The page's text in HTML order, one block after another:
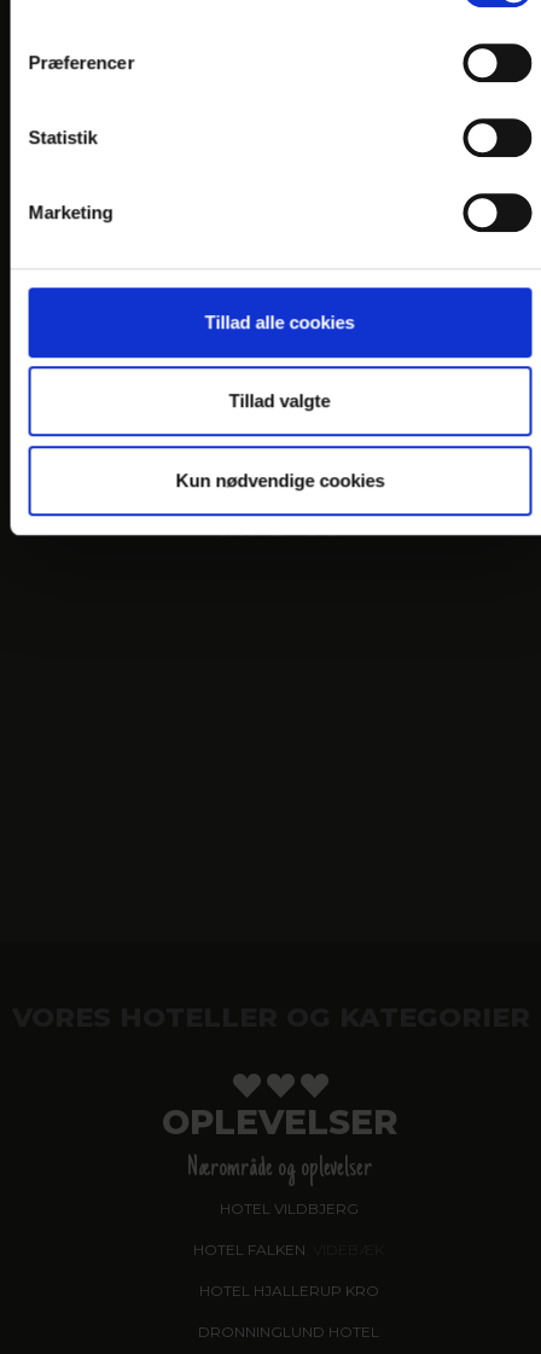
Præferencer
Statistik
Marketing
Tillad alle cookies
Tillad valgte
Kun nødvendige cookies
GENERELLE BESTEMMELSER
PERSONDATAPOLITIK
COOKIEPOLITIK
JOB PÅ HOTELLET
DANSKE HOTELLER
FIND OS
OPLEVELSER
Nærområde og oplevelser
HOTEL VILDBJERG
HOTEL FALKEN
HOTEL HJALLERUP KRO
DRONNINGLUND HOTEL